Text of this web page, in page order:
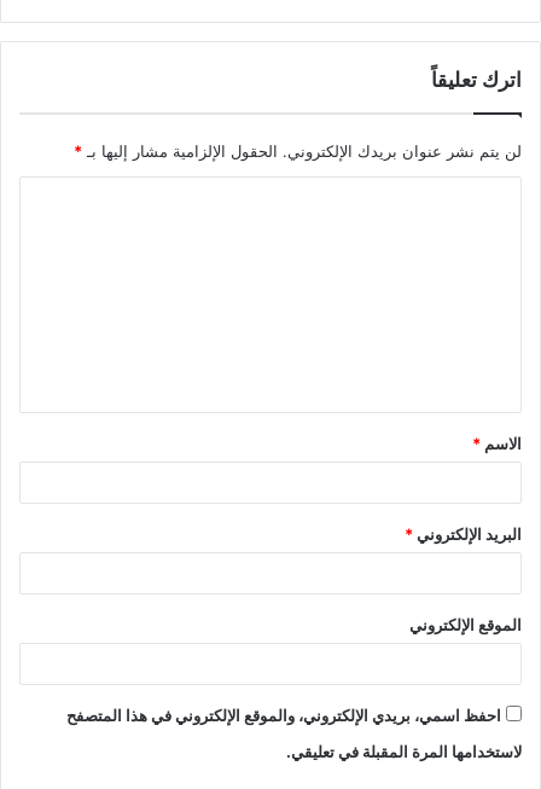
اترك تعليقاً
لن يتم نشر عنوان بريدك الإلكتروني. الحقول الإلزامية مشار إليها بـ*
ق
*
الاسم *
البريد الإلكتروني*
الموقع الإلكتروني
احفظ اسمي، بريدي الإلكتروني، والموقع الإلكتروني في هذا المتصفح
لاستخدامها المرة المقبلة في تعليقي.